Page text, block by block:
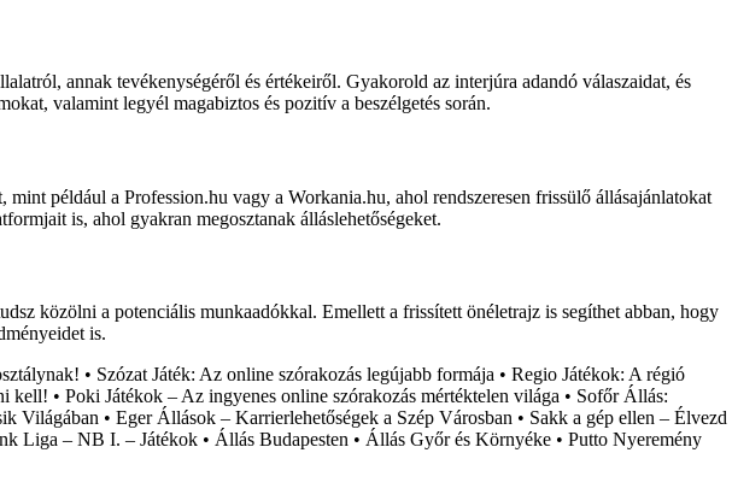
annak tevékenységéről és értékeiről. Gyakorold az interjúra adandó válaszaidat, és
valamint legyél magabiztos és pozitív a beszélgetés során.
például a Profession.hu vagy a Workania.hu, ahol rendszeresen frissülő állásajánlatokat
is, ahol gyakran megosztanak álláslehetőségeket.
közölni a potenciális munkaadókkal. Emellett a frissített önéletrajz is segíthet abban, hogy
is.
• Szózat Játék: Az online szórakozás legújabb formája • Regio Játékok: A régió
kell! • Poki Játékok – Az ingyenes online szórakozás mértéktelen világa • Sofőr Állás:
Világában • Eger Állások – Karrierlehetőségek a Szép Városban • Sakk a gép ellen – Élvezd
Liga – NB I. – Játékok • Állás Budapesten • Állás Győr és Környéke • Putto Nyeremény